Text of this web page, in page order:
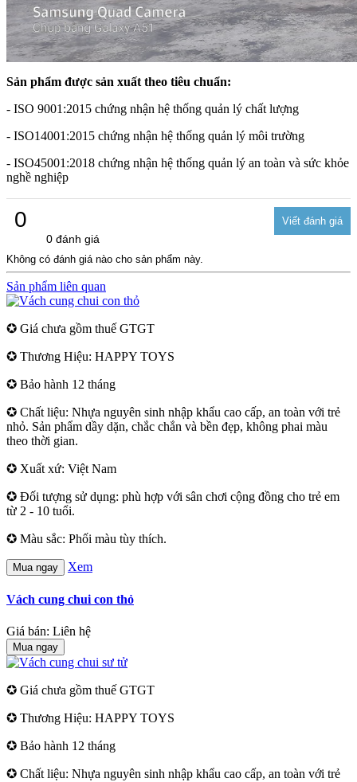
Sản phẩm được sản xuất theo tiêu chuẩn:
- ISO 9001:2015 chứng nhận hệ thống quản lý chất lượng
- ISO14001:2015 chứng nhận hệ thống quản lý môi trường
- ISO45001:2018 chứng nhận hệ thống quản lý an toàn và sức khỏe
nghề nghiệp
0
0 đánh giá
Không có đánh giá nào cho sản phẩm này.
Sản phẩm liên quan
✪ Giá chưa gồm thuế GTGT
✪ Thương Hiệu: HAPPY TOYS
✪ Bảo hành 12 tháng
✪ Chất liệu: Nhựa nguyên sinh nhập khẩu cao cấp, an toàn với trẻ
nhỏ. Sản phẩm dầy dặn, chắc chắn và bền đẹp, không phai màu
theo thời gian.
✪ Xuất xứ: Việt Nam
✪ Đối tượng sử dụng: phù hợp với sân chơi cộng đồng cho trẻ em
từ 2 - 10 tuổi.
✪ Màu sắc: Phối màu tùy thích.
Mua ngay Xem
Vách cung chui con thỏ
Giá bán: Liên hệ
Mua ngay
✪ Giá chưa gồm thuế GTGT
✪ Thương Hiệu: HAPPY TOYS
✪ Bảo hành 12 tháng
✪ Chất liệu: Nhựa nguyên sinh nhập khẩu cao cấp, an toàn với trẻ